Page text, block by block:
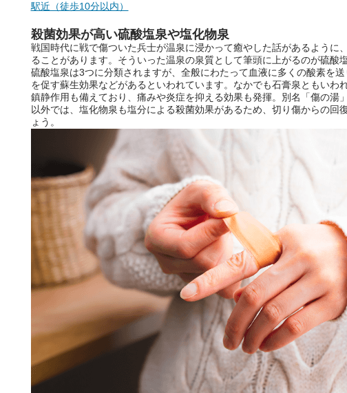
駅近（徒歩10分以内）
殺菌効果が高い硫酸塩泉や塩化物泉
戦国時代に戦で傷ついた兵士が温泉に浸かって癒やした話があるように
ることがあります。そういった温泉の泉質として筆頭に上がるのが硫酸塩
硫酸塩泉は3つに分類されますが、全般にわたって血液に多くの酸素を
を促す蘇生効果などがあるといわれています。なかでも石膏泉ともいわ
鎮静作用も備えており、痛みや炎症を抑える効果も発揮。別名「傷の湯
以外では、塩化物泉も塩分による殺菌効果があるため、切り傷からの回
ょう。